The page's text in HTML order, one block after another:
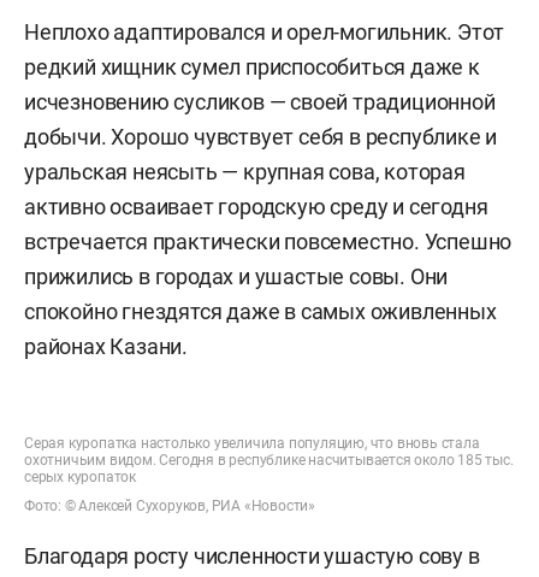
Неплохо адаптировался и орел-могильник. Этот
редкий хищник сумел приспособиться даже к
исчезновению сусликов — своей традиционной
добычи. Хорошо чувствует себя в республике и
уральская неясыть — крупная сова, которая
активно осваивает городскую среду и сегодня
встречается практически повсеместно. Успешно
прижились в городах и ушастые совы. Они
спокойно гнездятся даже в самых оживленных
районах Казани.
Серая куропатка настолько увеличила популяцию, что вновь стала
охотничьим видом. Сегодня в республике насчитывается около 185 тыс.
серых куропаток
Фото: © Алексей Сухоруков, РИА «Новости»
Благодаря росту численности ушастую сову в